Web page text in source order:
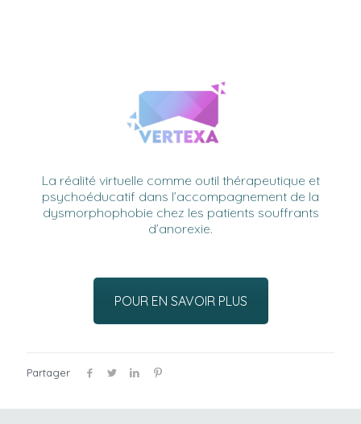
La réalité virtuelle comme outil thérapeutique et
psychoéducatif dans l’accompagnement de la
dysmorphophobie chez les patients souffrants
d’anorexie.
POUR EN SAVOIR PLUS
Partager